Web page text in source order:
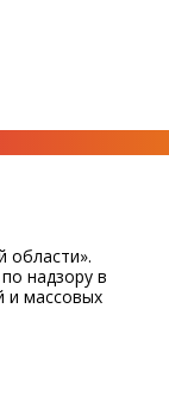
области».
надзору в
и массовых
о